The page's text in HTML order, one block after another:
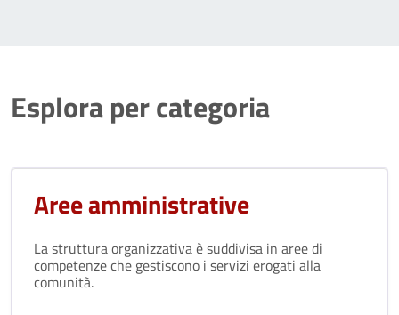
Esplora per categoria
Aree amministrative
La struttura organizzativa è suddivisa in aree di
competenze che gestiscono i servizi erogati alla
comunità.